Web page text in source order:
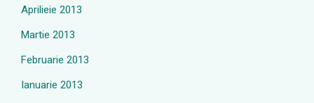
Aprilieie 2013
Martie 2013
Februarie 2013
Ianuarie 2013